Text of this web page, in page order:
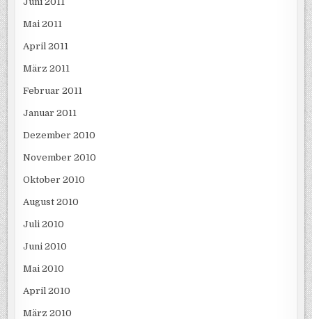
Mai 2011
April 2011
März 2011
Februar 2011
Januar 2011
Dezember 2010
November 2010
Oktober 2010
August 2010
Juli 2010
Juni 2010
Mai 2010
April 2010
März 2010